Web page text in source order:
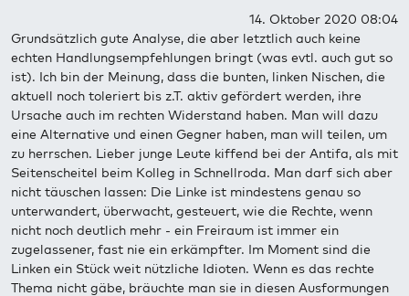
14. Oktober 2020 08:04
Grundsätzlich gute Analyse, die aber letztlich auch keine
echten Handlungsempfehlungen bringt (was evtl. auch gut so
ist). Ich bin der Meinung, dass die bunten, linken Nischen, die
aktuell noch toleriert bis z.T. aktiv gefördert werden, ihre
Ursache auch im rechten Widerstand haben. Man will dazu
eine Alternative und einen Gegner haben, man will teilen, um
zu herrschen. Lieber junge Leute kiffend bei der Antifa, als mit
Seitenscheitel beim Kolleg in Schnellroda. Man darf sich aber
nicht täuschen lassen: Die Linke ist mindestens genau so
unterwandert, überwacht, gesteuert, wie die Rechte, wenn
nicht noch deutlich mehr - ein Freiraum ist immer ein
zugelassener, fast nie ein erkämpfter. Im Moment sind die
Linken ein Stück weit nützliche Idioten. Wenn es das rechte
Thema nicht gäbe, bräuchte man sie in diesen Ausformungen